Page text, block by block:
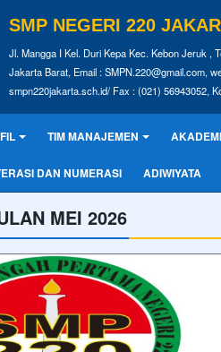
SMP NEGERI 220
Jl. Mangga I Kel. Duri Kepa Kec. Kebon Jeruk ,
Jakarta Barat, Email : SMPN.220@gmail.com,
smpn220jakarta.sch.id/ Fax : (021) 56943052,
TIM MANAJEMEN
DAN NUMERASI ADIWIYATA
MEI 2026